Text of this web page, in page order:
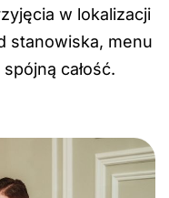
w lokalizacji
stanowiska, menu
całość.